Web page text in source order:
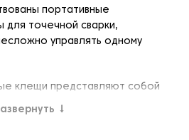
портативные
для точечной сварки,
управлять одному
клещи представляют собой
электромеханические
↓